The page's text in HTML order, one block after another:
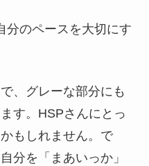
分のペースを大切にす
、グレーな部分にも
す。HSPさんにとっ
もしれません。で
分を「まあいっか」